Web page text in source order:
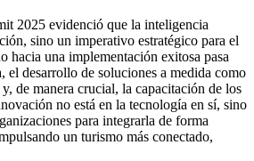
2025 evidenció que la inteligencia
sino un imperativo estratégico para el
hacia una implementación exitosa pasa
el desarrollo de soluciones a medida como
de manera crucial, la capacitación de los
no está en la tecnología en sí, sino
para integrarla de forma
un turismo más conectado,